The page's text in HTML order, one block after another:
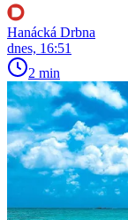
Hanácká Drbna
dnes, 16:51
2 min